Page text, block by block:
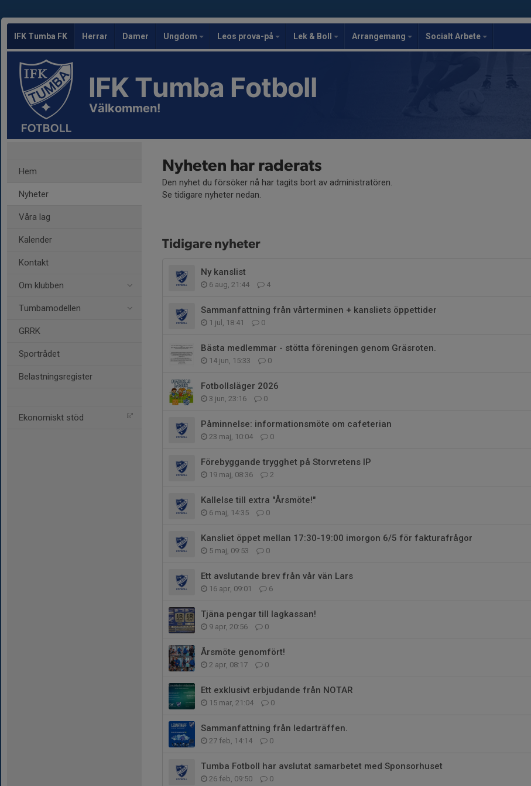
IFK Tumba FK Herrar Damer Ungdom Leos prova-på Lek & Boll Arrangemang Socialt Arbete
IFK Tumba Fotboll
Välkommen!
Hem
Nyheter
Våra lag
Kalender
Kontakt
Om klubben
Tumbamodellen
GRRK
Sportrådet
Belastningsregister
Ekonomiskt stöd
Nyheten har raderats
Den nyhet du försöker nå har tagits bort av administratören.
Se tidigare nyheter nedan.
Tidigare nyheter
Ny kanslist
6 aug, 21:44 4
Sammanfattning från vårterminen + kansliets öppettider
1 jul, 18:41 0
Bästa medlemmar - stötta föreningen genom Gräsroten.
14 jun, 15:33 0
Fotbollsläger 2026
3 jun, 23:16 0
Påminnelse: informationsmöte om cafeterian
23 maj, 10:04 0
Förebyggande trygghet på Storvretens IP
19 maj, 08:36 2
Kallelse till extra "Årsmöte!"
6 maj, 14:35 0
Kansliet öppet mellan 17:30-19:00 imorgon 6/5 för fakturafrågor
5 maj, 09:53 0
Ett avslutande brev från vår vän Lars
16 apr, 09:01 6
Tjäna pengar till lagkassan!
9 apr, 20:56 0
Årsmöte genomfört!
2 apr, 08:17 0
Ett exklusivt erbjudande från NOTAR
15 mar, 21:04 0
Sammanfattning från ledarträffen.
27 feb, 14:14 0
Tumba Fotboll har avslutat samarbetet med Sponsorhuset
26 feb, 09:50 0